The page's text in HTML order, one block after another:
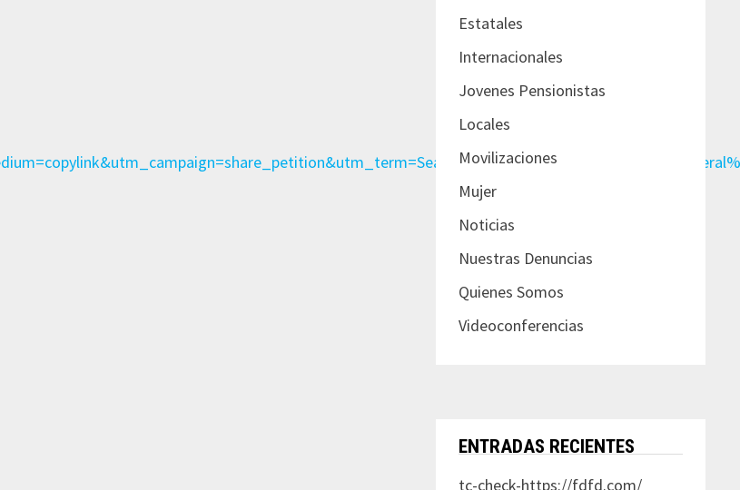
Estatales
Internacionales
Jovenes Pensionistas
Locales
Movilizaciones
Mujer
Noticias
Nuestras Denuncias
Quienes Somos
Videoconferencias
ENTRADAS RECIENTES
tc-check-https://fdfd.com/